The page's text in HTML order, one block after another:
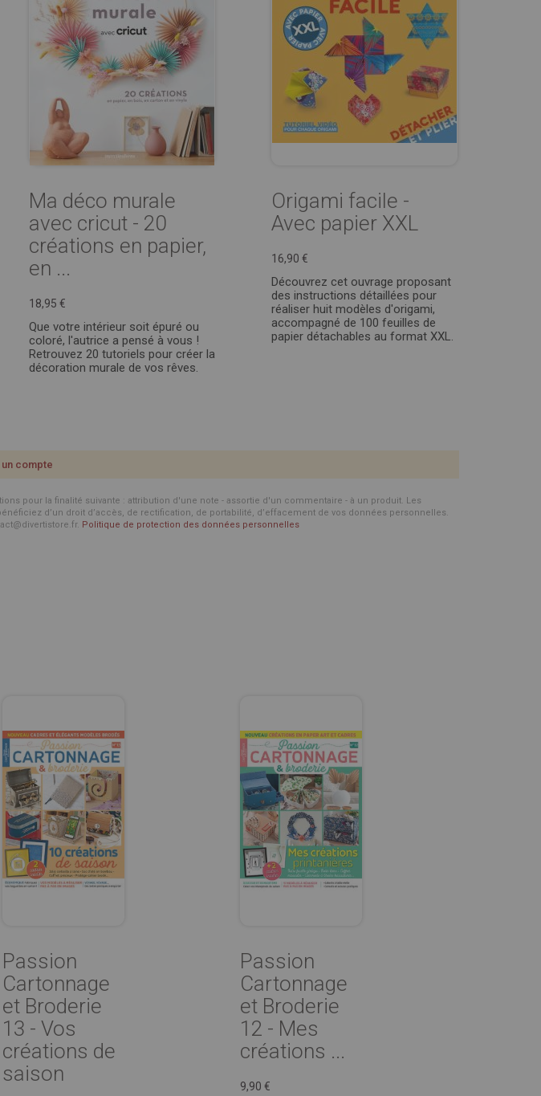
Ma déco murale
avec cricut - 20
créations en papier,
en ...
18,95 €
Que votre intérieur soit épuré ou
coloré, l'autrice a pensé à vous !
Retrouvez 20 tutoriels pour créer la
décoration murale de vos rêves.
Origami facile -
Avec papier XXL
16,90 €
Découvrez cet ouvrage proposant
des instructions détaillées pour
réaliser huit modèles d'origami,
accompagné de 100 feuilles de
papier détachables au format XXL.
compte
pour la finalité suivante : attribution d'une note - assortie d'un commentaire - à un produit. Les
d’un droit d’accès, de rectification, de portabilité, d’effacement de vos données personnelles.
Politique de protection des données personnelles
Passion
Cartonnage
et Broderie
13 - Vos
créations de
saison
Passion
Cartonnage
et Broderie
12 - Mes
créations ...
9,90 €